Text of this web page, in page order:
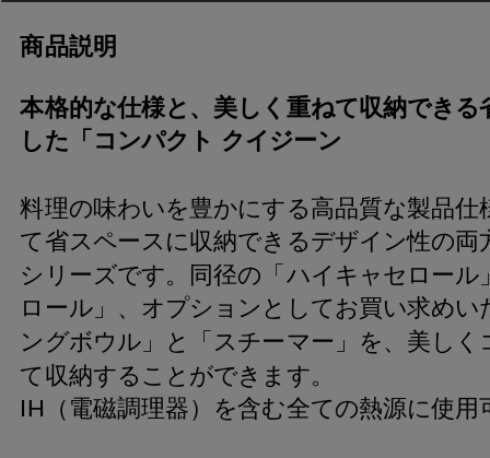
商品説明
本格的な仕様と、美しく重ねて収納できる
した「コンパクト クイジーン
料理の味わいを豊かにする高品質な製品仕
て省スペースに収納できるデザイン性の両
シリーズです。同径の「ハイキャセロール
ロール」、オプションとしてお買い求めい
ングボウル」と「スチーマー」を、美しく
て収納することができます。
IH（電磁調理器）を含む全ての熱源に使用